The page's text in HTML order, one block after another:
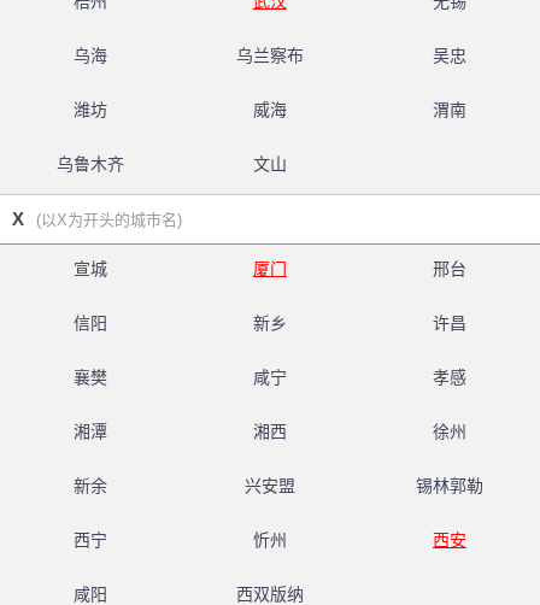
乌海 乌兰察布 吴忠
潍坊 威海 渭南
乌鲁木齐 文山
X (以X为开头的城市名)
宣城 厦门 邢台
信阳 新乡 许昌
襄樊 咸宁 孝感
湘潭 湘西 徐州
新余 兴安盟 锡林郭勒
西宁 忻州 西安
咸阳 西双版纳